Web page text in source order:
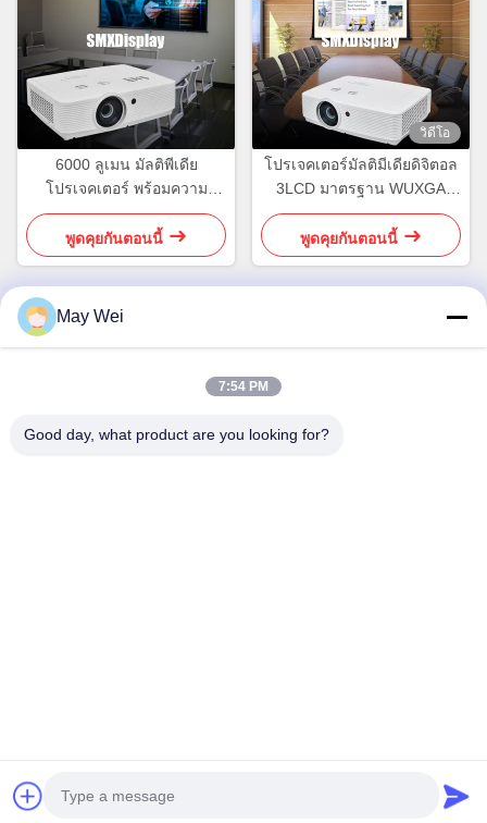
6000 ลูเมน มัลติพีเดีย
โปรเจคเตอร์ พร้อมความ
ละเอียด WXGA สําหรับห้อง
ประชุม
พูดคุยกันตอนนี้
วิดีโอ
โปรเจคเตอร์มัลติมีเดียดิจิตอล
3LCD มาตรฐาน WUXGA
5500 ลูเมน สําหรับภาพสดใส
พูดคุยกันตอนนี้
611, บล็อก A ศูนย์นวัตกรรม Zhihui ซอย Xixiang, เขต Baoan,
Shenzhen SMX Display Technology Co., Ltd. สิทธิทั้งหมดถูกเก็บ
May Wei
7:54 PM
Good day, what product are you looking for?